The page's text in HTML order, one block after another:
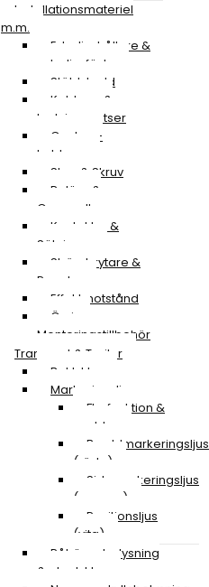
Installationsmateriel
m.m.
Extraljushållare &
extraljusfäste
Stöldskydd
Kablage &
Ledningssatser
Canbus-
kablage
Stag & Skruv
Reläer &
Omvandlare
Kontakter &
Säkringar
Strömbrytare &
Paneler
Effektmotstånd
Övriga
Monteringstillbehör
Transport & Trailer
Baklyktor
Markeringsljus
Flerfunktion &
snablar
Breddmarkeringsljus
(röda)
Sidomarkeringsljus
(orange)
Positionsljus
(vita)
Påhängsbelysning
& ploglyktor